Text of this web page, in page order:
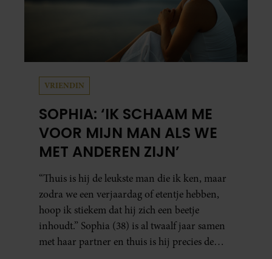
VRIENDIN
SOPHIA: ‘IK SCHAAM ME
VOOR MIJN MAN ALS WE
MET ANDEREN ZIJN’
“Thuis is hij de leukste man die ik ken, maar
zodra we een verjaardag of etentje hebben,
hoop ik stiekem dat hij zich een beetje
inhoudt.” Sophia (38) is al twaalf jaar samen
met haar partner en thuis is hij precies de